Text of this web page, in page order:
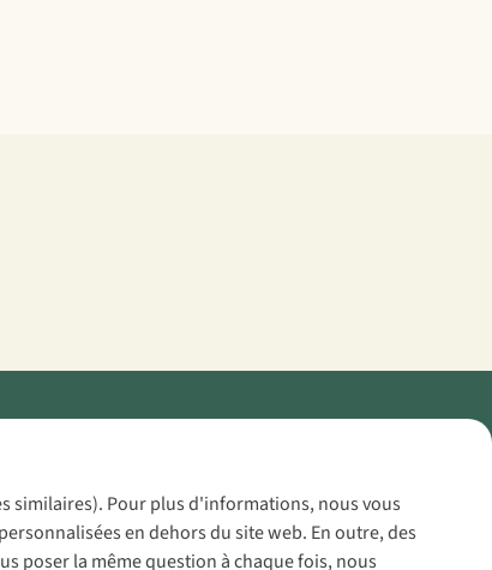
similaires). Pour plus d'informations, nous vous
en dehors du site web. En outre, des
poser la même question à chaque fois, nous